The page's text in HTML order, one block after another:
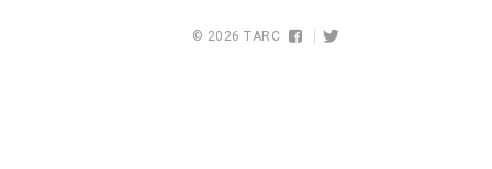
© 2026TARC